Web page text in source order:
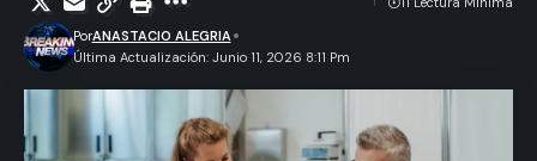
Última Actualización: Junio 11, 2026 8:11 Pm
PorANASTACIO ALEGRIA